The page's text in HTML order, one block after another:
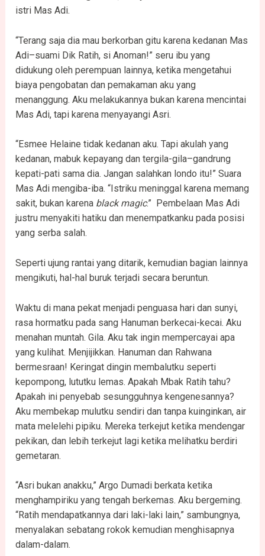
istri Mas Adi.
“Terang saja dia mau berkorban gitu karena kedanan Mas
Adi–suami Dik Ratih, si Anoman!” seru ibu yang
didukung oleh perempuan lainnya, ketika mengetahui
biaya pengobatan dan pemakaman aku yang
menanggung. Aku melakukannya bukan karena mencintai
Mas Adi, tapi karena menyayangi Asri.
“Esmee Helaine tidak kedanan aku. Tapi akulah yang
kedanan, mabuk kepayang dan tergila-gila–gandrung
kepati-pati sama dia. Jangan salahkan londo itu!” Suara
Mas Adi mengiba-iba. “Istriku meninggal karena memang
sakit, bukan karena black magic.” Pembelaan Mas Adi
justru menyakiti hatiku dan menempatkanku pada posisi
yang serba salah.
Seperti ujung rantai yang ditarik, kemudian bagian lainnya
mengikuti, hal-hal buruk terjadi secara beruntun.
Waktu di mana pekat menjadi penguasa hari dan sunyi,
rasa hormatku pada sang Hanuman berkecai-kecai. Aku
menahan muntah. Gila. Aku tak ingin mempercayai apa
yang kulihat. Menjijikkan. Hanuman dan Rahwana
bermesraan! Keringat dingin membalutku seperti
kepompong, lututku lemas. Apakah Mbak Ratih tahu?
Apakah ini penyebab sesungguhnya kengenesannya?
Aku membekap mulutku sendiri dan tanpa kuinginkan, air
mata melelehi pipiku. Mereka terkejut ketika mendengar
pekikan, dan lebih terkejut lagi ketika melihatku berdiri
gemetaran.
“Asri bukan anakku,” Argo Dumadi berkata ketika
menghampiriku yang tengah berkemas. Aku bergeming.
“Ratih mendapatkannya dari laki-laki lain,” sambungnya,
menyalakan sebatang rokok kemudian menghisapnya
dalam-dalam.